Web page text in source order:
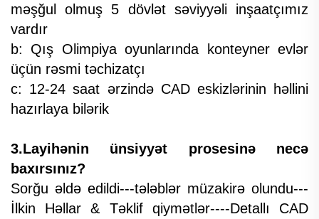
məşğul olmuş 5 dövlət səviyyəli inşaatçımız
vardır
b: Qış Olimpiya oyunlarında konteyner evlər
üçün rəsmi təchizatçı
c: 12-24 saat ərzində CAD eskizlərinin həllini
hazırlaya bilərik
3.Layihənin ünsiyyət prosesinə necə
baxırsınız?
Sorğu əldə edildi---tələblər müzakirə olundu---
İlkin Həllar & Təklif qiymətlər----Detallı CAD